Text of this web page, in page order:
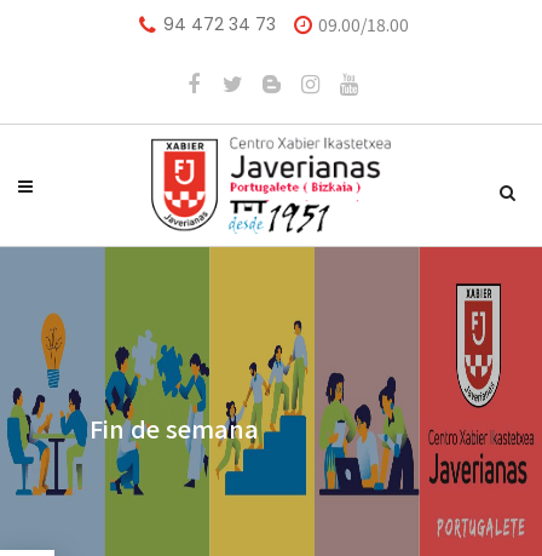
94 472 34 73 09.00/18.00
Fin de semana